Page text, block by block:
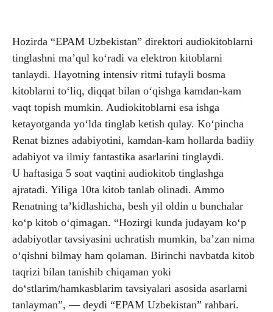
Hozirda “EPAM Uzbekistan” direktori audiokitoblarni
tinglashni ma’qul ko‘radi va elektron kitoblarni
tanlaydi. Hayotning intensiv ritmi tufayli bosma
kitoblarni to‘liq, diqqat bilan o‘qishga kamdan-kam
vaqt topish mumkin. Audiokitoblarni esa ishga
ketayotganda yo‘lda tinglab ketish qulay. Ko‘pincha
Renat biznes adabiyotini, kamdan-kam hollarda badiiy
adabiyot va ilmiy fantastika asarlarini tinglaydi.
U haftasiga 5 soat vaqtini audiokitob tinglashga
ajratadi. Yiliga 10ta kitob tanlab olinadi. Ammo
Renatning ta’kidlashicha, besh yil oldin u bunchalar
ko‘p kitob o‘qimagan. “Hozirgi kunda judayam ko‘p
adabiyotlar tavsiyasini uchratish mumkin, ba’zan nima
o‘qishni bilmay ham qolaman. Birinchi navbatda kitob
taqrizi bilan tanishib chiqaman yoki
do‘stlarim/hamkasblarim tavsiyalari asosida asarlarni
tanlayman”, — deydi “EPAM Uzbekistan” rahbari.